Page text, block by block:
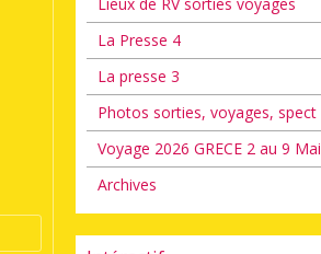
La Presse 4
La presse 3
Photos sorties, voyages, spect
Voyage 2026 GRECE 2 au 9 Mai
Archives